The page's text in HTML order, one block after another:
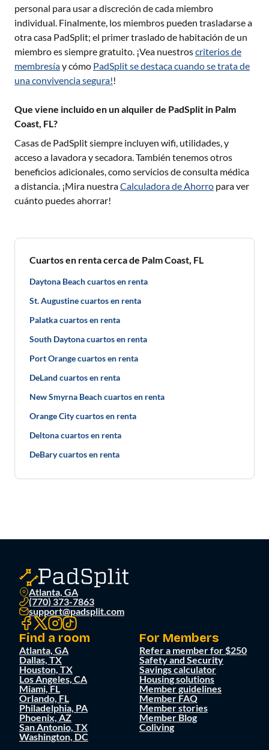
personal para usar a discreción de cada miembro
individual. Finalmente, los miembros pueden trasladarse a
otra casa PadSplit; el primer traslado de habitación de un
miembro es siempre gratuito. ¡Vea nuestroscriterios de
membresíay cómo PadSplit se destaca cuando se trata de
una convivencia segura!!
Que viene incluido en un alquiler de PadSplit in Palm
Coast, FL?
Casas de PadSplit siempre incluyen wifi, utilidades, y
acceso a lavadora y secadora. También tenemos otros
beneficios adicionales, como servicios de consulta médica
a distancia. ¡Mira nuestraCalculadora de Ahorro para ver
cuánto puedes ahorrar!
Cuartos en renta cerca de Palm Coast, FL
Daytona Beach cuartos en renta
St. Augustine cuartos en renta
Palatka cuartos en renta
South Daytona cuartos en renta
Port Orange cuartos en renta
DeLand cuartos en renta
New Smyrna Beach cuartos en renta
Orange City cuartos en renta
Deltona cuartos en renta
DeBary cuartos en renta
Atlanta, GA
(770) 373-7863
support@padsplit.com
Find a room
Atlanta, GA
Dallas, TX
Houston, TX
Los Angeles, CA
Miami, FL
Orlando, FL
Philadelphia, PA
Phoenix, AZ
San Antonio, TX
Washington, DC
For Members
Refer a member for $250
Safety and Security
Savings calculator
Housing solutions
Member guidelines
Member FAQ
Member stories
Member Blog
Coliving